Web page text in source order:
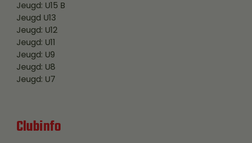
Jeugd: U15 B
Jeugd U13
Jeugd: U12
Jeugd: U11
Jeugd: U9
Jeugd: U8
Jeugd: U7
Clubinfo